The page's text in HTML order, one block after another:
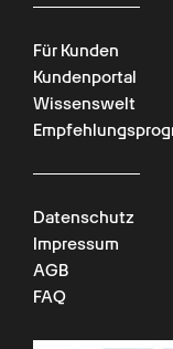
Für Kunden
Kundenportal
Wissenswelt
Datenschutz
Impressum
AGB
FAQ